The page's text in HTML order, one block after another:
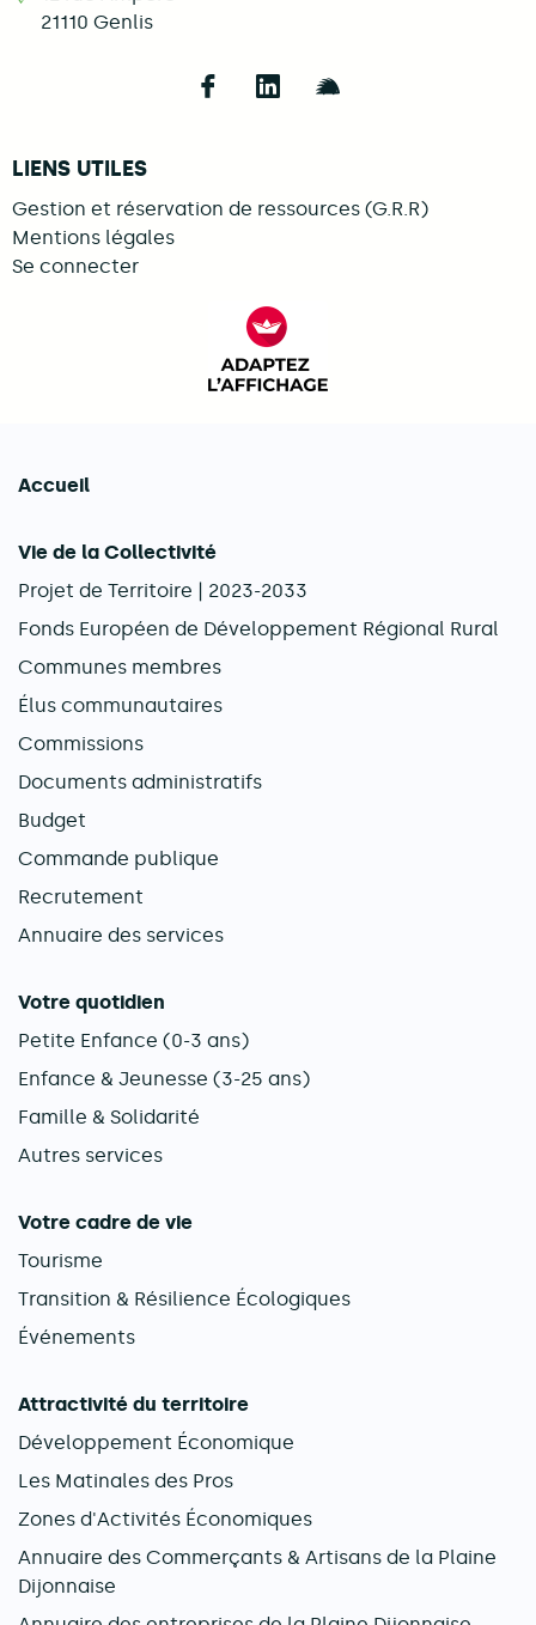
21110 Genlis
Follow us on Facebook
Follow us on LinkedIn
Follow us on
LIENS UTILES
Gestion et réservation de ressources (G.R.R)
Mentions légales
Se connecter
FACIL'iti : Adaptez
Accueil
Vie de la Collectivité
Projet de Territoire | 2023-2033
Fonds Européen de Développement Régional Rural
Communes membres
Élus communautaires
Commissions
Documents administratifs
Budget
Commande publique
Recrutement
Annuaire des services
Votre quotidien
Petite Enfance (0-3 ans)
Enfance & Jeunesse (3-25 ans)
Famille & Solidarité
Autres services
Votre cadre de vie
Tourisme
Transition & Résilience Écologiques
Événements
Attractivité du territoire
Développement Économique
Les Matinales des Pros
Zones d'Activités Économiques
Annuaire des Commerçants & Artisans de la Plaine
Dijonnaise